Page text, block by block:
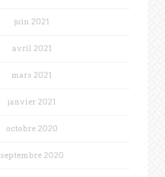
juin 2021
avril 2021
mars 2021
janvier 2021
octobre 2020
septembre 2020